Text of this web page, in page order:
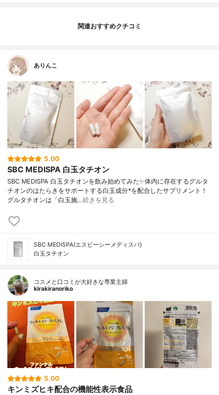
関連おすすめクチコミ
ありんこ
5.00
SBC MEDISPA 白玉タチオン
SBC MEDISPA 白玉タチオンを飲み始めてみた✨体内に存在するグルタ
チオンのはたらきをサポートする白玉成分*を配合したサプリメント！
グルタチオンは「白玉施…続きを見る
SBC MEDISPA(エスビーシーメディスパ)
白玉タチオン
コスメと口コミが大好きな専業主婦
kirakiranoriko
5.00
キンミズヒキ配合の機能性表示食品